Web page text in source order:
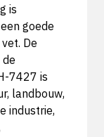
is
goede
De
7427 is
landbouw,
industrie,